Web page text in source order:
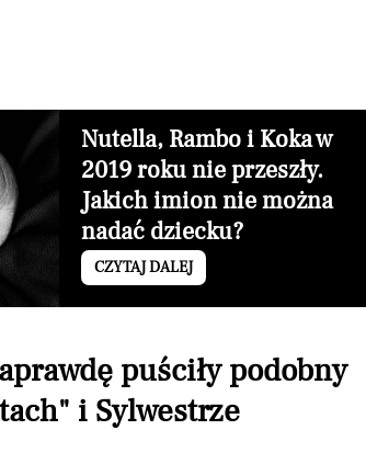
Nutella, Rambo i Koka w
2019 roku nie przeszły.
Jakich imion nie można
nadać dziecku?
CZYTAJ DALEJ
puściły podobny
i Sylwestrze